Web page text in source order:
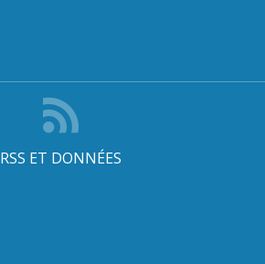
RSS ET DONNÉES